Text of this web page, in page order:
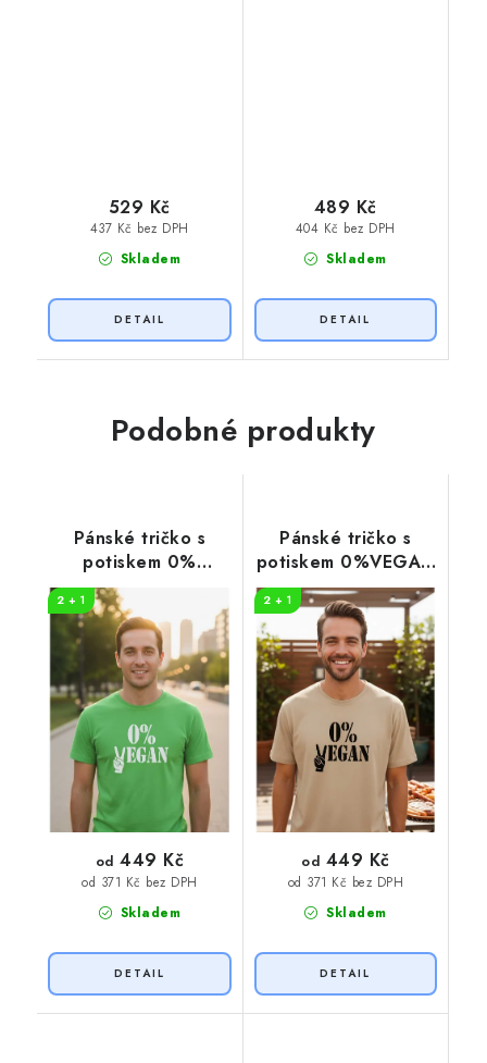
Skladem
437 Kč bez DPH
529 Kč
Skladem
404 Kč bez DPH
489 Kč
Podobné produkty
Pánské tričko s
potiskem 0%
VEGAN
2 + 1
Skladem
od 371 Kč bez DPH
od 449 Kč
Pánské tričko s
potiskem 0%VEGAN
černý potisk
2 + 1
Skladem
od 371 Kč bez DPH
od 449 Kč